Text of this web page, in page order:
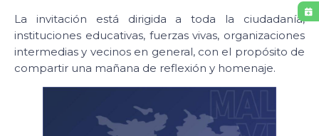
La invitación está dirigida a toda la ciudadanía,
instituciones educativas, fuerzas vivas, organizaciones
intermedias y vecinos en general, con el propósito de
compartir una mañana de reflexión y homenaje.